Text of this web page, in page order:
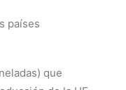
países
que